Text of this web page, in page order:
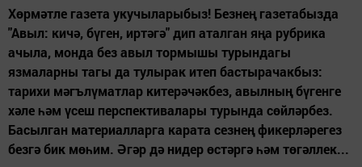
Хөрмәтле газета укучыларыбыз! Безнең газетабызда
"Авыл: кичә, бүген, иртәгә" дип аталган яңа рубрика
ачыла, монда без авыл тормышы турындагы
язмаларны тагы да тулырак итеп бастырачакбыз:
тарихи мәгълүматлар китерәчәкбез, авылның бүгенге
хәле һәм үсеш перспективалары турында сөйләрбез.
Басылган материалларга карата сезнең фикерләрегез
безгә бик мөһим. Әгәр дә нидер өстәргә һәм төгәллек...